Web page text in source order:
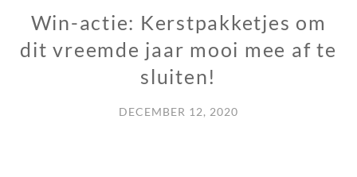
Win-actie: Kerstpakketjes om
dit vreemde jaar mooi mee af te
sluiten!
DECEMBER 12, 2020